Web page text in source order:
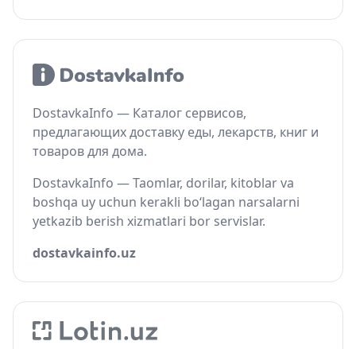
DostavkaInfo — Каталог сервисов,
предлагающих доставку еды, лекарств, книг и
товаров для дома.
DostavkaInfo — Taomlar, dorilar, kitoblar va
boshqa uy uchun kerakli bo‘lagan narsalarni
yetkazib berish xizmatlari bor servislar.
dostavkainfo.uz